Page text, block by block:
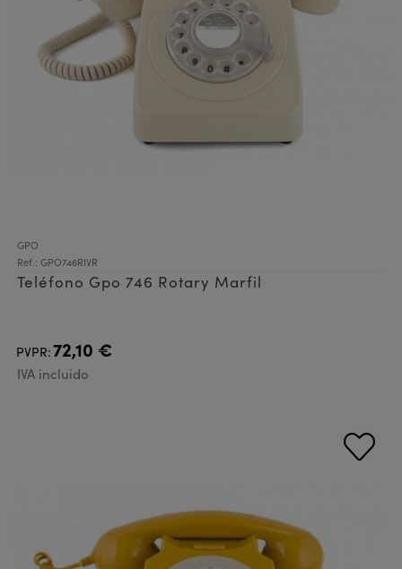
GPO
Ref.: GPO746RIVR
Teléfono Gpo 746 Rotary Marfil
PVPR:72,10 €
IVA incluido